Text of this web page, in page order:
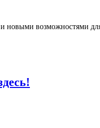
возможностями для